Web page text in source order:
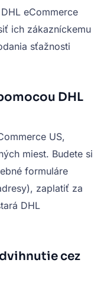
eCommerce
ich zákazníckemu
sťažnosti
DHL
US,
miest. Budete si
formuláre
zaplatiť za
DHL
cez